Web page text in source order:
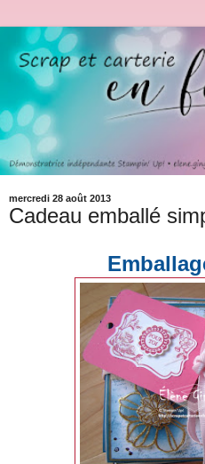
mercredi 28 août 2013
Cadeau emballé